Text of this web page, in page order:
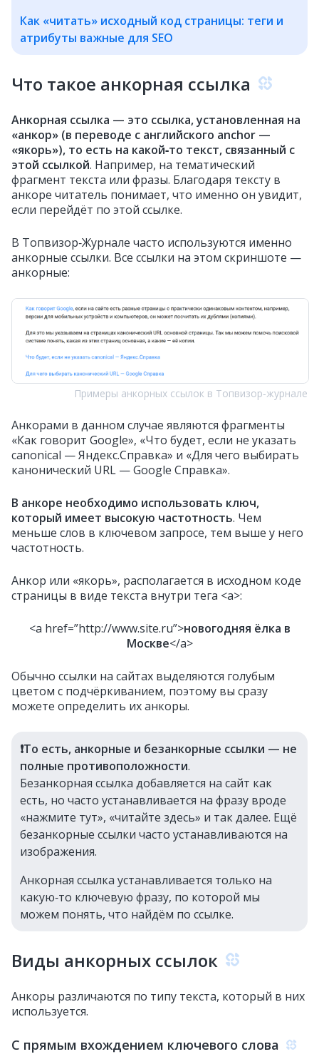
Как «читать» исходный код страницы: теги и
атрибуты важные для SEO
Что такое анкорная ссылка
Анкорная ссылка — это ссылка, установленная на
«анкор» (в переводе с английского anchor —
«якорь»), то есть на какой‑то текст, связанный с
этой ссылкой. Например, на тематический
фрагмент текста или фразы. Благодаря тексту в
анкоре читатель понимает, что именно он увидит,
если перейдёт по этой ссылке.
В Топвизор‑Журнале часто используются именно
анкорные ссылки. Все ссылки на этом скриншоте —
анкорные:
Примеры анкорных ссылок в Топвизор‑журнале
Анкорами в данном случае являются фрагменты
«Как говорит Google», «Что будет, если не указать
canonical — Яндекс.Справка» и «Для чего выбирать
канонический URL — Google Справка».
В анкоре необходимо использовать ключ,
который имеет высокую частотность. Чем
меньше слов в ключевом запросе, тем выше у него
частотность.
Анкор или «якорь», располагается в исходном коде
страницы в виде текста внутри тега <a>:
<a href=”http://www.site.ru”>новогодняя ёлка в
Москве</a>
Обычно ссылки на сайтах выделяются голубым
цветом с подчёркиванием, поэтому вы сразу
можете определить их анкоры.
❗️То есть, анкорные и безанкорные ссылки — не
полные противоположности.
Безанкорная ссылка добавляется на сайт как
есть, но часто устанавливается на фразу вроде
«нажмите тут», «читайте здесь» и так далее. Ещё
безанкорные ссылки часто устанавливаются на
изображения.
Анкорная ссылка устанавливается только на
какую‑то ключевую фразу, по которой мы
можем понять, что найдём по ссылке.
Виды анкорных ссылок
Анкоры различаются по типу текста, который в них
используется.
С прямым вхождением ключевого слова